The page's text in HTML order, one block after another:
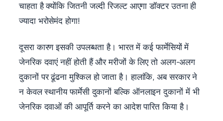
चाहता है क्योंकि जितनी जल्दी रिजल्ट आएगा डॉक्टर उतना ही
ज्यादा भरोसेमंद होगा!
दूसरा कारण इसकी उपलब्धता है। भारत में कई फार्मेसियों में
जेनरिक दवाएं नहीं होती हैं और मरीजों के लिए तो अलग-अलग
दुकानों पर ढूंढना मुश्किल हो जाता है। हालांकि, अब सरकार ने
न केवल स्थानीय फार्मेसी दुकानों बल्कि ऑनलाइन दुकानों में भी
जेनरिक दवाओं की आपूर्ति करने का आदेश पारित किया है।